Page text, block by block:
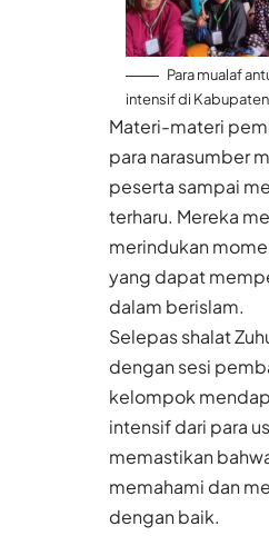
Para mualaf
intensif di Kabupaten
Materi-materi
para narasumber
peserta sampai
terharu. Mereka
merindukan
yang dapat
dalam berislam.
Selepas shalat
dengan sesi
kelompok
intensif dari para
memastikan
memahami dan
dengan baik.